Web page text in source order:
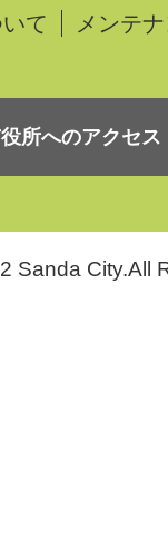
て
メンテ
所へのアクセス
Sanda City.All